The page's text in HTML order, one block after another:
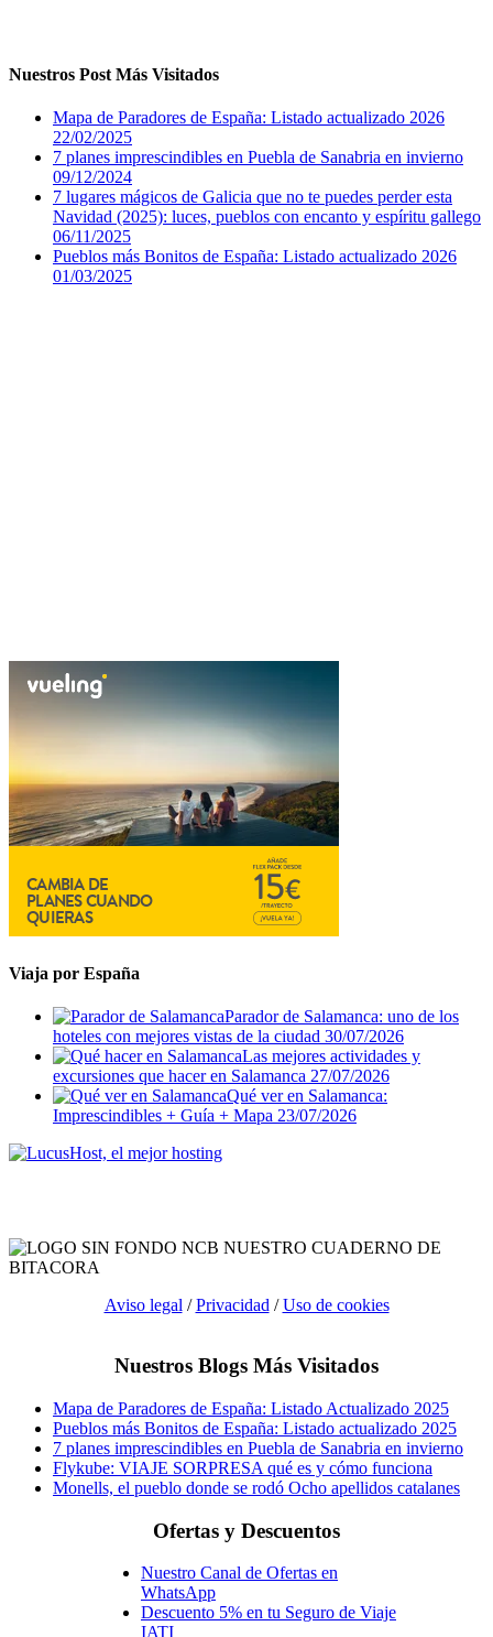
Nuestros Post Más Visitados
Mapa de Paradores de España: Listado actualizado 2026
22/02/2025
7 planes imprescindibles en Puebla de Sanabria en invierno
09/12/2024
7 lugares mágicos de Galicia que no te puedes perder esta
Navidad (2025): luces, pueblos con encanto y espíritu gallego
06/11/2025
Pueblos más Bonitos de España: Listado actualizado 2026
01/03/2025
Viaja por España
Parador de Salamanca: uno de los
hoteles con mejores vistas de la ciudad 30/07/2026
Las mejores actividades y
excursiones que hacer en Salamanca 27/07/2026
Qué ver en Salamanca:
Imprescindibles + Guía + Mapa 23/07/2026
Aviso legal /Privacidad /Uso de cookies
Nuestros Blogs Más Visitados
Mapa de Paradores de España: Listado Actualizado 2025
Pueblos más Bonitos de España: Listado actualizado 2025
7 planes imprescindibles en Puebla de Sanabria en invierno
Flykube: VIAJE SORPRESA qué es y cómo funciona
Monells, el pueblo donde se rodó Ocho apellidos catalanes
Ofertas y Descuentos
Nuestro Canal de Ofertas en
WhatsApp
Descuento 5% en tu Seguro de Viaje
IATI